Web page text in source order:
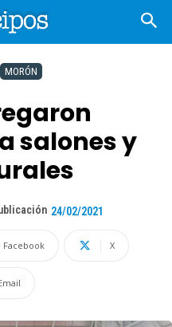
MORÓN
salones y
24/02/2021
Facebook X